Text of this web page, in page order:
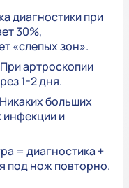
диагностики при
30%,
«слепых зон».
При артроскопии
1-2 дня.
Никаких больших
и
= диагностика +
под нож повторно.